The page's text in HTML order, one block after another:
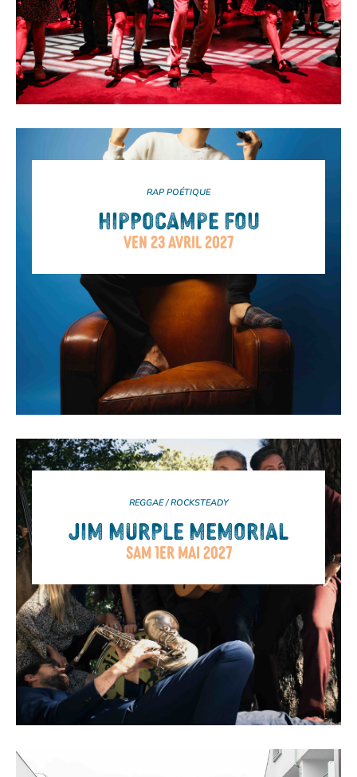
RAP POÉTIQUE
HIPPOCAMPE FOU
VEN 23 AVRIL 2027
REGGAE / ROCKSTEADY
JIM MURPLE MEMORIAL
SAM 1ER MAI 2027